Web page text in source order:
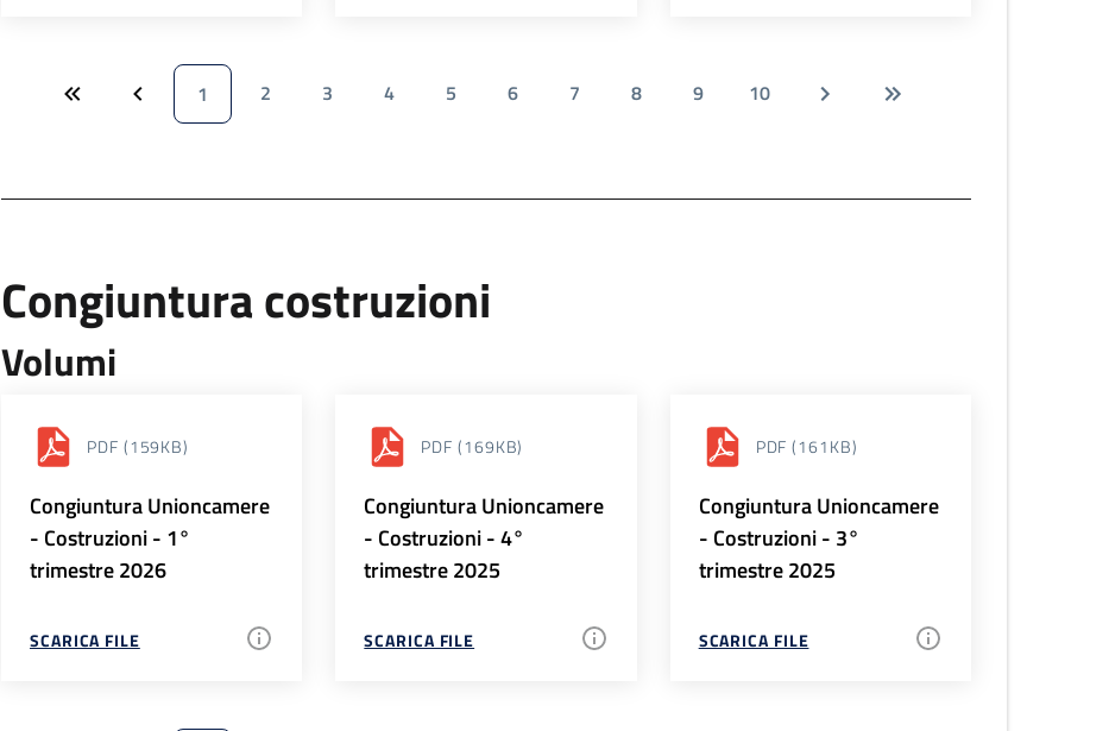
1 2 3 4 5 6 7 8 9 10
Congiuntura costruzioni
Volumi
PDF (159KB)
Congiuntura Unioncamere
- Costruzioni - 1°
trimestre 2026
SCARICA FILE
PDF (169KB)
Congiuntura Unioncamere
- Costruzioni - 4°
trimestre 2025
SCARICA FILE
PDF (161KB)
Congiuntura Unioncamere
- Costruzioni - 3°
trimestre 2025
SCARICA FILE